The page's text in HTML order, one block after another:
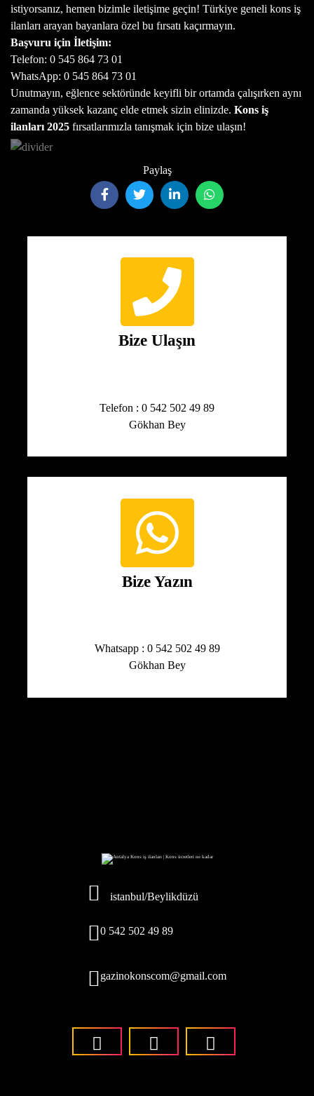
istiyorsanız, hemen bizimle iletişime geçin! Türkiye geneli kons iş
ilanları arayan bayanlara özel bu fırsatı kaçırmayın.
Başvuru için İletişim:
Telefon: 0 545 864 73 01
WhatsApp: 0 545 864 73 01
Unutmayın, eğlence sektöründe keyifli bir ortamda çalışırken aynı
zamanda yüksek kazanç elde etmek sizin elinizde. Kons iş
ilanları 2025 fırsatlarımızla tanışmak için bize ulaşın!
Paylaş
Bize Ulaşın
Telefon : 0 542 502 49 89
Gökhan Bey
Bize Yazın
Whatsapp : 0 542 502 49 89
Gökhan Bey
istanbul/Beylikdüzü
0 542 502 49 89
gazinokonscom@gmail.com